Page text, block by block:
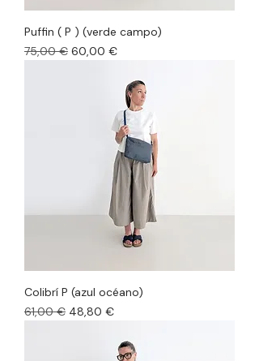
Puffin ( P ) (verde campo)
Precio
75,00 € Precio de oferta
60,00 €
Colibrí P (azul océano)
Precio
61,00 € Precio de oferta
48,80 €